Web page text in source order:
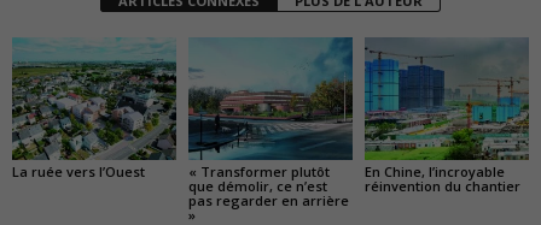
La ruée vers l’Ouest
« Transformer plutôt
que démolir, ce n’est
pas regarder en arrière
»
En Chine, l’incroyable
réinvention du chantier